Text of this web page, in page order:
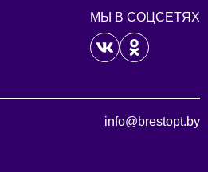
МЫ В СОЦСЕТЯХ
info@brestopt.by